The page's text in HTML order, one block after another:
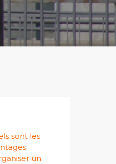
sont les
un